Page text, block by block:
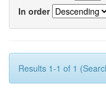
In order
Results 1-1 of 1